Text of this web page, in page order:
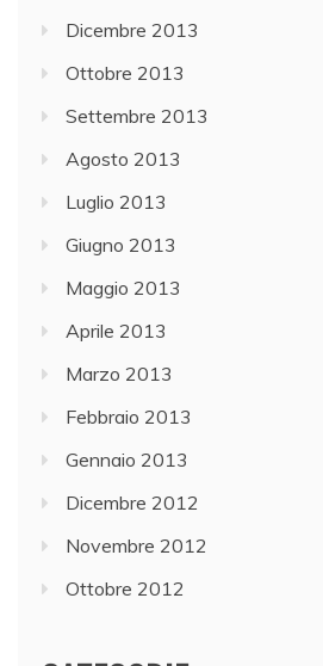
Dicembre 2013
Ottobre 2013
Settembre 2013
Agosto 2013
Luglio 2013
Giugno 2013
Maggio 2013
Aprile 2013
Marzo 2013
Febbraio 2013
Gennaio 2013
Dicembre 2012
Novembre 2012
Ottobre 2012